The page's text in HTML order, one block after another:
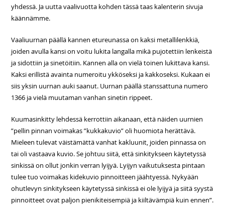
yhdessä. Ja uutta vaalivuotta kohden tässä taas kalenterin sivuja
käännämme.
Vaaliuurnan päällä kannen etureunassa on kaksi metallilenkkiä,
joiden avulla kansi on voitu lukita langalla mikä pujotettiin lenkeistä
ja sidottiin ja sinetöitiin. Kannen alla on vielä toinen lukittava kansi.
Kaksi erillistä avainta numeroitu ykköseksi ja kakkoseksi. Kukaan ei
siis yksin uurnan auki saanut. Uurnan päällä stanssattuna numero
1366 ja vielä muutaman vanhan sinetin rippeet.
Kuumasinkitty lehdessä kerrottiin aikanaan, että näiden uurnien
”pellin pinnan voimakas ”kukkakuvio” oli huomiota herättävä.
Mieleen tulevat väistämättä vanhat kakluunit, joiden pinnassa on
tai oli vastaava kuvio. Se johtuu siitä, että sinkitykseen käytetyssä
sinkissä on ollut jonkin verran lyijyä. Lyijyn vaikutuksesta pintaan
tulee tuo voimakas kidekuvio pinnoitteen jäähtyessä. Nykyään
ohutlevyn sinkitykseen käytetyssä sinkissä ei ole lyijyä ja siitä syystä
pinnoitteet ovat paljon pienikiteisempiä ja kiiltävämpiä kuin ennen”.